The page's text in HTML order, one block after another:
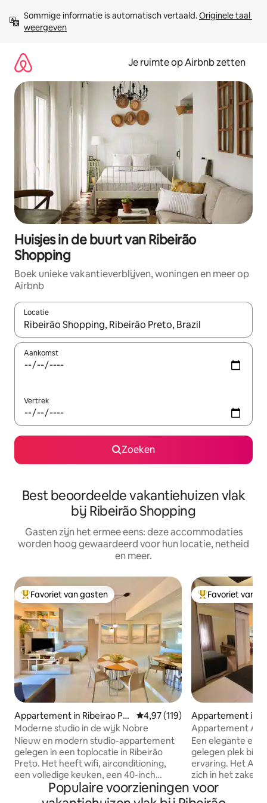
direct
naar
Sommige informatie is automatisch vertaald. Originele taal
weergeven
Je ruimte op Airbnb zetten
Huisjes in de buurt van Ribeirão
Shopping
Boek unieke vakantieverblijven, woningen en meer op
Airbnb
Locatie
Wanneer er suggesties beschikbaar zijn, maak je een keuze
Aankomst
Vertrek
Zoeken
Best beoordeelde vakantiehuizen vlak
bij Ribeirão Shopping
Gasten zijn het ermee eens: deze accommodaties
worden hoog gewaardeerd voor hun locatie, netheid
en meer.
Topfavoriet van gasten
Favoriet van gasten
Appartement in Ribeirao Pre
to
Gemiddelde beoordeling van
4,97 (119)
Moderne studio in de wijk Nobre
Nieuw en modern studio-appartement
gelegen in een toplocatie in Ribeirão
Preto. Het heeft wifi, airconditioning,
een volledige keuken, een 40-inch
smart-tv, een BlueFit-fitnessruimte in
het gebouw (privé), een airfryer, een
Topfavoriet van
Favoriet van
Appartement in
eto
Appartement
Een elegante
gelegen plek
ervaring. Het
zich in het
Preto, voor
en heeft een
Populaire voorzieningen voor